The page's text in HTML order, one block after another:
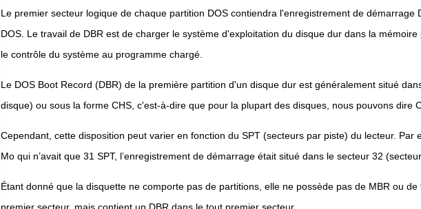
Le premier secteur logique de chaque partition DOS contiendra l'enregistrement de démarrage
DOS. Le travail de DBR est de charger le système d'exploitation du disque dur dans la
le contrôle du système au programme chargé.
Le DOS Boot Record (DBR) de la première partition d'un disque dur est généralement situé
disque) ou sous la forme CHS, c'est-à-dire que pour la plupart des disques, nous pouvons dire
Cependant, cette disposition peut varier en fonction du SPT (secteurs par piste) du lecteur. Par
Mo qui n’avait que 31 SPT, l’enregistrement de démarrage était situé dans le secteur 32
Étant donné que la disquette ne comporte pas de partitions, elle ne possède pas de MBR ou
premier secteur, mais contient un DBR dans le tout premier secteur.